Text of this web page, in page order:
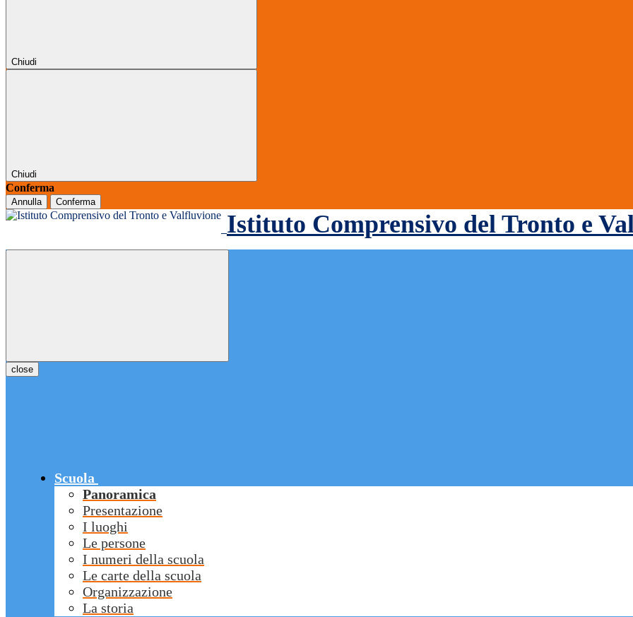
Chiudi
Chiudi
Conferma
Annulla Conferma
Istituto Comprensivo del Tronto e
close
Scuola
Panoramica
Presentazione
I luoghi
Le persone
I numeri della scuola
Le carte della scuola
Organizzazione
La storia